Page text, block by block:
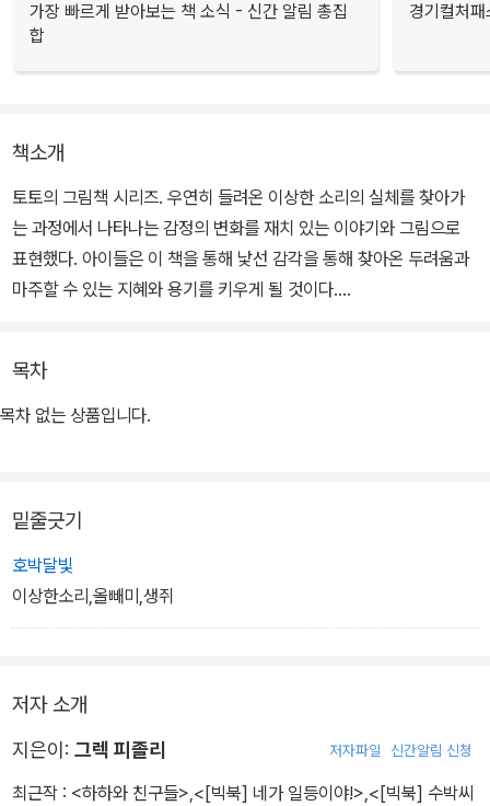
가장 빠르게 받아보는 책 소식 - 신간 알림 총집
합
경기컬처
책소개
토토의 그림책 시리즈. 우연히 들려온 이상한 소리의 실체를 찾아가
는 과정에서 나타나는 감정의 변화를 재치 있는 이야기와 그림으로
표현했다. 아이들은 이 책을 통해 낯선 감각을 통해 찾아온 두려움과
마주할 수 있는 지혜와 용기를 키우게 될 것이다.
장한다. 여느 때와 다름없는 밤이었다. 올빼미는 잘 준비를 모두 마치
고 포근한 침대에 누웠다. 하지만 바로 그 순간, 올빼미는 별안간 들려
목차
목차 없는 상품입니다.
밑줄긋기
호박달빛
이상한소리,올빼미,생쥐
저자 소개
지은이: 그렉 피졸리 저자파일 신간알림 신청
최근작 : <하하와 친구들>,<[빅북] 네가 일등이야!>,<[빅북] 수박씨